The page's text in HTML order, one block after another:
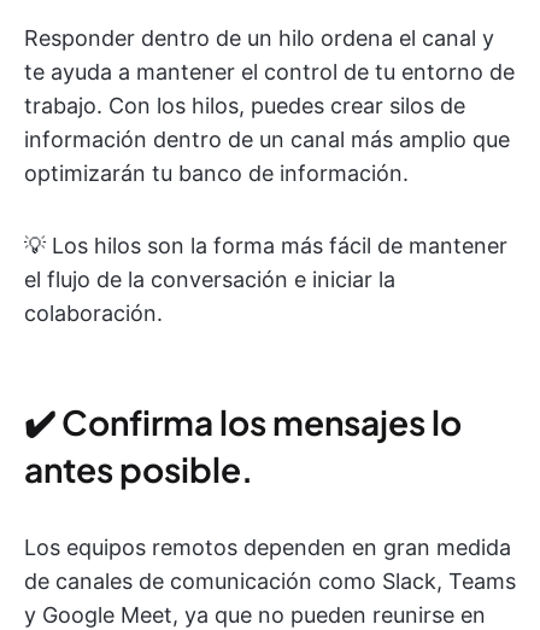
Responder dentro de un hilo ordena el canal y
te ayuda a mantener el control de tu entorno de
trabajo. Con los hilos, puedes crear silos de
información dentro de un canal más amplio que
optimizarán tu banco de información.
💡 Los hilos son la forma más fácil de mantener
el flujo de la conversación e iniciar la
colaboración.
✔️ Confirma los mensajes lo
antes posible.
Los equipos remotos dependen en gran medida
de canales de comunicación como Slack, Teams
y Google Meet, ya que no pueden reunirse en